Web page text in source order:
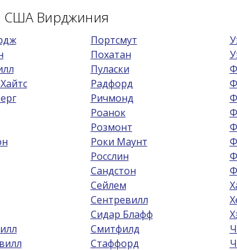
США Вирджиния
Портсмут
Похатан
Пуласки
Радфорд
Ричмонд
Роанок
Розмонт
Роки Маунт
Росслин
Сандстон
Сейлем
Сентревилл
Сидар Блафф
Смитфилд
Стаффорд